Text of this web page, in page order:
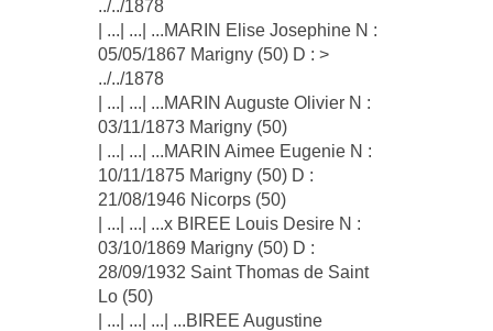
../../1878
| ...| ...| ...MARIN Elise Josephine N :
05/05/1867 Marigny (50) D : >
../../1878
| ...| ...| ...MARIN Auguste Olivier N :
03/11/1873 Marigny (50)
| ...| ...| ...MARIN Aimee Eugenie N :
10/11/1875 Marigny (50) D :
21/08/1946 Nicorps (50)
| ...| ...| ...x BIREE Louis Desire N :
03/10/1869 Marigny (50) D :
28/09/1932 Saint Thomas de Saint
Lo (50)
| ...| ...| ...| ...BIREE Augustine